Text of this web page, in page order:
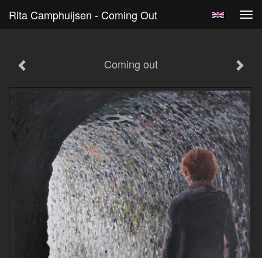
Rita Camphuijsen - Coming Out
Coming out